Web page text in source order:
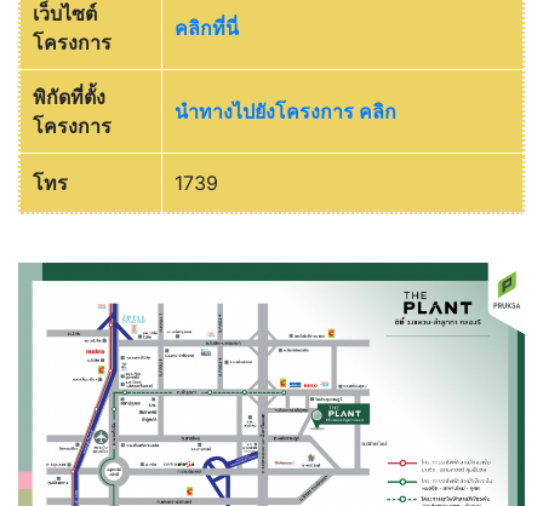
เว็บไซต์
โครงการ
คลิกที่นี่
พิกัดที่ตั้ง
โครงการ
นำทางไปยังโครงการ คลิก
โทร 1739